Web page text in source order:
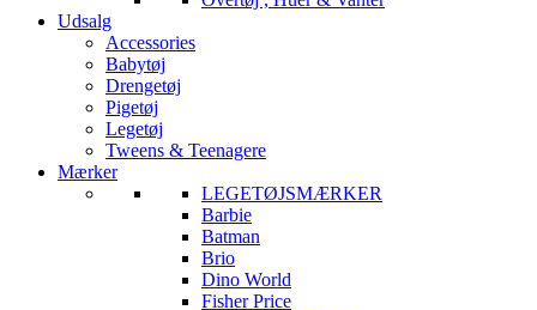
Udsalg
Accessories
Babytøj
Drengetøj
Pigetøj
Legetøj
Tweens & Teenagere
Mærker
LEGETØJSMÆRKER
Barbie
Batman
Brio
Dino World
Fisher Price